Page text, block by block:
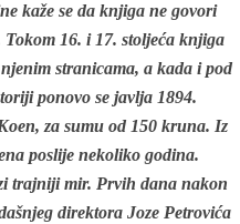
kaže se da knjiga ne govori
16. i 17. stoljeća knjiga
stranicama, a kada i pod
ponovo se javlja 1894.
za sumu od 150 kruna. Iz
poslije nekoliko godina.
trajniji mir. Prvih dana nakon
direktora Joze Petrovića